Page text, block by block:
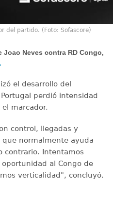
del partido. (Foto: Sofascore)
Joao Neves contra RD Congo,
el desarrollo del
perdió intensidad
marcador.
control, llegadas y
normalmente ayuda
contrario. Intentamos
al Congo de
verticalidad", concluyó.